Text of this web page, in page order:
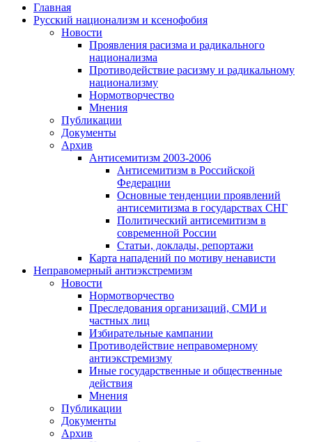
Главная
Русский национализм и ксенофобия
Новости
Проявления расизма и радикального
национализма
Противодействие расизму и радикальному
национализму
Нормотворчество
Мнения
Публикации
Документы
Архив
Антисемитизм 2003-2006
Антисемитизм в Российской
Федерации
Основные тенденции проявлений
антисемитизма в государствах СНГ
Политический антисемитизм в
современной России
Статьи, доклады, репортажи
Карта нападений по мотиву ненависти
Неправомерный антиэкстремизм
Новости
Нормотворчество
Преследования организаций, СМИ и
частных лиц
Избирательные кампании
Противодействие неправомерному
антиэкстремизму
Иные государственные и общественные
действия
Мнения
Публикации
Документы
Архив